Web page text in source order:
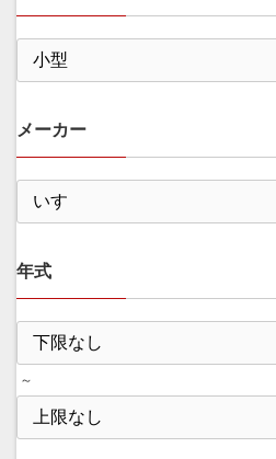
メーカー
年式
～